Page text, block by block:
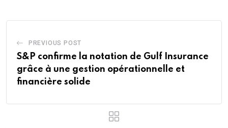
PREVIOUS POST
S&P confirme la notation de Gulf Insurance
grâce à une gestion opérationnelle et
financière solide